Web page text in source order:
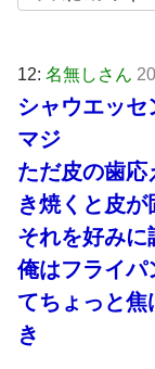
12: 名無しさん
シャウエッ
マジ
ただ皮の歯
き焼くと皮が
それを好みに
俺はフライパ
てちょっと焦
き